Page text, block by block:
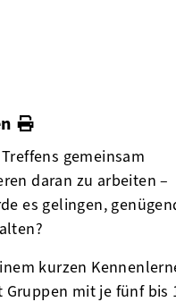
gemeinsam
daran zu arbeiten –
es gelingen,
kurzen
mit je fünf bis